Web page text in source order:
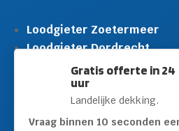
Gratis offerte in 24
uur
Landelijke dekking.
Vraag binnen 10 seconden
Loodgieter Zoetermeer
Loodgieter Dordrecht
Loodgieter Rijswijk
Loodgieter Schiedam
Loodgieter Leidschendam
Loodgieter Hilversum